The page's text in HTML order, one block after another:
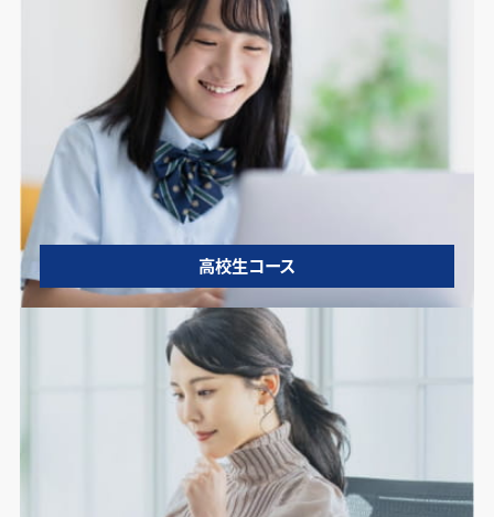
高校生コース